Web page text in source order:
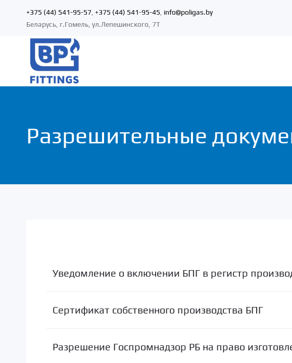
+375 (44) 541-95-57 +375 (44) 541-95-45 info@poligas.by
Беларусь, г.Гомель, ул.Лепешинского, 7Т
Разрешительные
Уведомление о включении БПГ в регистр
Сертификат собственного производства БПГ
Разрешение Госпромнадзор РБ на право